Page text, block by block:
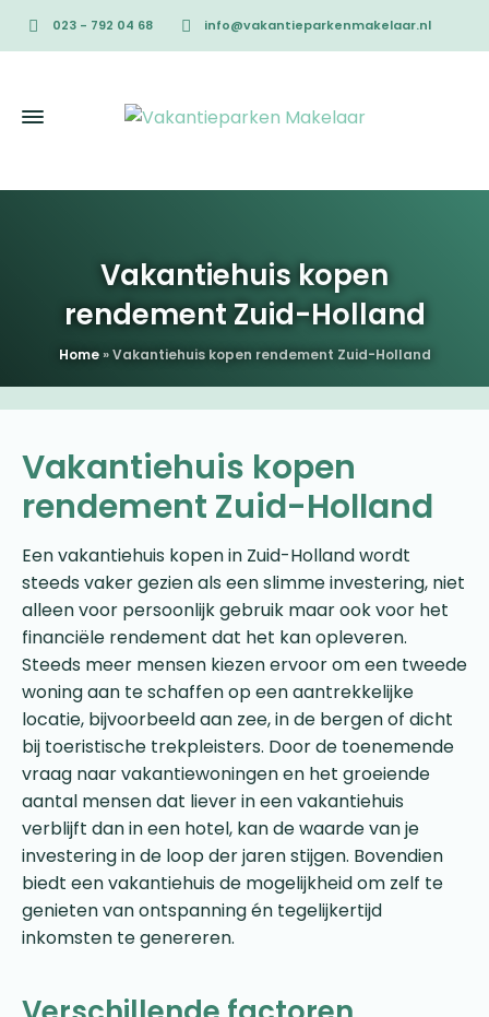
023 - 792 04 68 info@vakantieparkenmakelaar.nl
Vakantiehuis kopen
rendement Zuid-Holland
Home»Vakantiehuis kopen rendement Zuid-Holland
Vakantiehuis kopen
rendement Zuid-Holland
Een vakantiehuis kopen in Zuid-Holland wordt
steeds vaker gezien als een slimme investering, niet
alleen voor persoonlijk gebruik maar ook voor het
financiële rendement dat het kan opleveren.
Steeds meer mensen kiezen ervoor om een tweede
woning aan te schaffen op een aantrekkelijke
locatie, bijvoorbeeld aan zee, in de bergen of dicht
bij toeristische trekpleisters. Door de toenemende
vraag naar vakantiewoningen en het groeiende
aantal mensen dat liever in een vakantiehuis
verblijft dan in een hotel, kan de waarde van je
investering in de loop der jaren stijgen. Bovendien
biedt een vakantiehuis de mogelijkheid om zelf te
genieten van ontspanning én tegelijkertijd
inkomsten te genereren.